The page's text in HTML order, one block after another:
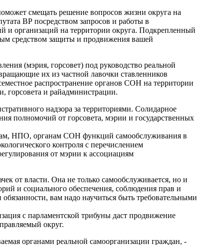
смещать решение вопросов жизни округа на
ВР посредством запросов и работы в
и организаций на территории округа. Подкрепленный
средством защиты и продвижения вашей
(мэрия, горсовет) под руководство реальной
их из частной лавочки ставленников
распространение органов СОН на территории
горсовета и райадминистрации.
надзора за территориями. Солидарное
полномочий от горсовета, мэрии и государственных
НПО, органам СОН функций самообслуживания в
контроля с перечислением
от мэрии к ассоциациям
от власти. Она не только самообслуживается, но и
и социального обеспечения, соблюдения прав и
вам надо научиться быть требовательными
с парламентской трибуны даст продвижение
округ.
органами реальной самоорганизации граждан, -